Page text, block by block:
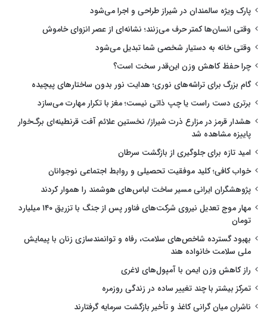
پارک ویژه سالمندان در شیراز طراحی و اجرا می‌شود
وقتی انسان‌ها کمتر حرف می‌زنند؛ نشانه‌ای از عصر انزوای خاموش
وقتی خانه به دستیار شخصی شما تبدیل می‌شود
چرا حفظ کاهش وزن این‌قدر سخت است؟
گام بزرگ برای تراشه‌های نوری؛ هدایت نور بدون ساختارهای پیچیده
برتری دست راست یا چپ ذاتی نیست؛ مغز با تکرار مهارت می‌سازد
هشدار قرمز در مزارع ذرت شیراز/ نخستین علائم آفت قرنطینه‌ای برگ‌خوار
پاییزه مشاهده شد
امید تازه برای جلوگیری از بازگشت سرطان
خواب کافی؛ کلید موفقیت تحصیلی و روابط اجتماعی نوجوانان
پژوهشگران ایرانی مسیر ساخت لباس‌های هوشمند را هموار کردند
مهار موج تعدیل نیروی شرکت‌های فناور پس از جنگ با تزریق ۱۴۰ میلیارد
تومان
بهبود گسترده شاخص‌های سلامت، رفاه و توانمندسازی زنان با پیمایش
ملی سلامت خانواده هند
راز کاهش وزن ایمن با آمپول‌های لاغری
تمرکز بیشتر با چند تغییر ساده در زندگی روزمره
ناشران میان گرانی کاغذ و تأخیر بازگشت سرمایه گرفتارند